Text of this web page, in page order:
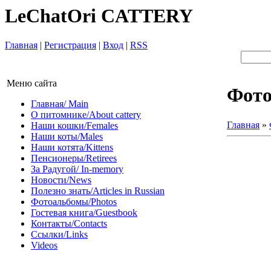
LeChatOri CATTERY
Главная | Регистрация | Вход | RSS
Меню сайта
Главная/ Main
О питомнике/About cattery
Наши кошки/Females
Наши коты/Males
Наши котята/Kittens
Пенсионеры/Retirees
За Радугой/ In-memory
Новости/News
Полезно знать/Articles in Russian
Фотоальбомы/Photos
Гостевая книга/Guestbook
Контакты/Contacts
Ссылки/Links
Videos
Главная »